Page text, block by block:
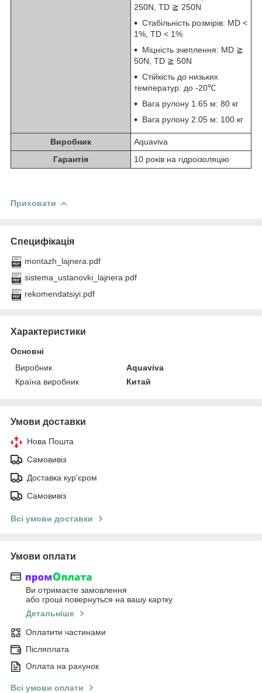
250N, TD ≧ 250N
Стабільність розмірів: MD <
1%, TD < 1%
Міцність зчеплення: MD ≧
50N, TD ≧ 50N
Стійкість до низьких
температур: до -20℃
Вага рулону 1.65 м: 80 кг
Вага рулону 2.05 м: 100 кг
Виробник
Aquaviva
Гарантія
10 років на гідроізоляцію
Приховати
Специфікація
montazh_lajnera.pdf
sistema_ustanovki_lajnera.pdf
rekomendatsiyi.pdf
Характеристики
Основні
Виробник
Aquaviva
Країна виробник
Китай
Умови доставки
Нова Пошта
Самовивіз
Доставка кур'єром
Самовивіз
Всі умови доставки
Умови оплати
Ви отримаєте замовлення
або гроші повернуться на вашу картку
Детальніше
Оплатити частинами
Післяплата
Оплата на рахунок
Всі умови оплати